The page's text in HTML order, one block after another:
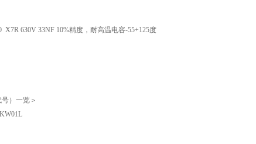
X7R 630V 33NF 10%精度，耐高温电容-55+125度
）一览＞